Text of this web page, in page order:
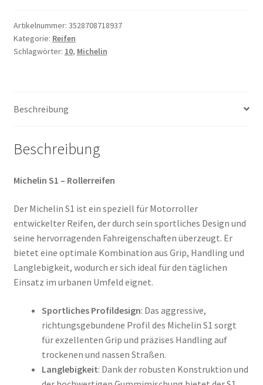
-
10
50J
Artikelnummer: 3528708718937
Kategorie: Reifen
Schlagwörter: 10, Michelin
Beschreibung
Beschreibung
Michelin S1 – Rollerreifen
Der Michelin S1 ist ein speziell für Motorroller
entwickelter Reifen, der durch sein sportliches Design und
seine hervorragenden Fahreigenschaften überzeugt. Er
bietet eine optimale Kombination aus Grip, Handling und
Langlebigkeit, wodurch er sich ideal für den täglichen
Einsatz im urbanen Umfeld eignet.
Sportliches Profildesign: Das aggressive,
richtungsgebundene Profil des Michelin S1 sorgt
für exzellenten Grip und präzises Handling auf
trockenen und nassen Straßen.
Langlebigkeit: Dank der robusten Konstruktion und